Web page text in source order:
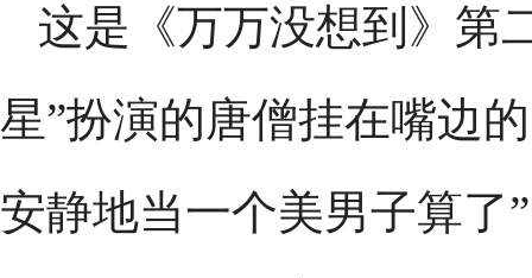
这是《万万没想到》第
星”扮演的唐僧挂在嘴边
安静地当一个美男子算了